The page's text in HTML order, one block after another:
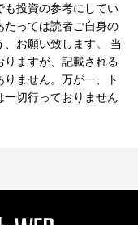
も投資の参考にしてい
たっては読者ご自身の
お願い致します。 当
ますが、記載される
ません。万が一、ト
一切行っておりません